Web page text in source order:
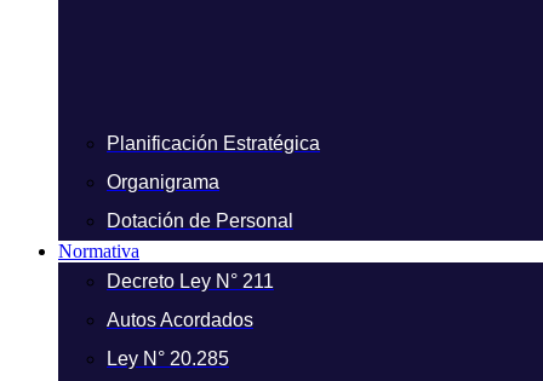
Planificación Estratégica
Organigrama
Dotación de Personal
Normativa
Decreto Ley N° 211
Autos Acordados
Ley N° 20.285